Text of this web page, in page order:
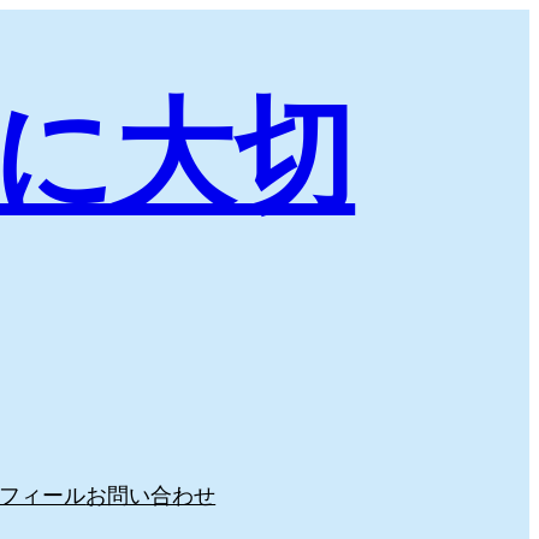
大切
ィールお問い合わせ